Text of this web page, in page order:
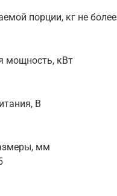
порции, кг не более
мощность, кВт
В
мм